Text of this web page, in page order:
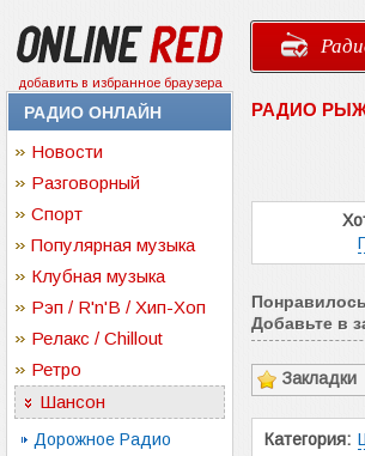
добавить в избранное браузера
РАДИО ОНЛАЙН
Новости
Разговорный
Спорт
Популярная музыка
Клубная музыка
Рэп / R'n'B / Хип-Хоп
Релакс / Chillout
Ретро
Шансон
Дорожное Радио
РАДИО
Добавьте в
Закладки
Категория: